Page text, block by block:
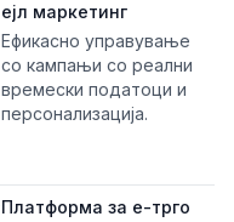
ејл маркетинг
Ефикасно управување
со кампањи со реални
времески податоци и
персонализација.
Платформа за е-трго